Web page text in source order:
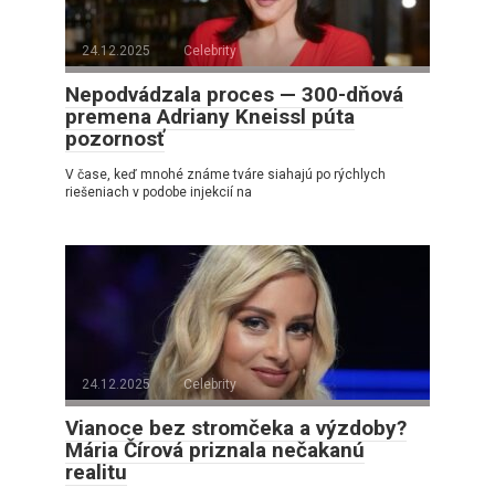
24.12.2025 Celebrity
Nepodvádzala proces — 300-dňová
premena Adriany Kneissl púta
pozornosť
V čase, keď mnohé známe tváre siahajú po rýchlych
riešeniach v podobe injekcií na
24.12.2025 Celebrity
Vianoce bez stromčeka a výzdoby?
Mária Čírová priznala nečakanú
realitu